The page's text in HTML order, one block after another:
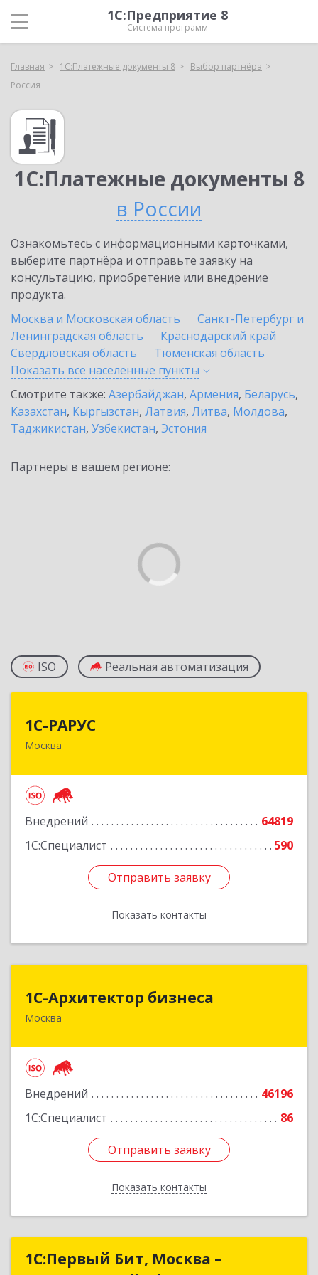
1С:Предприятие 8
Система программ
Главная 1С:Платежные документы 8
Выбор партнёра
Россия
1С:Платежные документы 8
в России
Ознакомьтесь с информационными карточками,
выберите партнёра и отправьте заявку на
консультацию, приобретение или внедрение
продукта.
Москва и Московская область
Санкт-Петербург и
Ленинградская область
Краснодарский край
Свердловская область
Тюменская область
Показать все населенные пункты
Смотрите также: Азербайджан, Армения, Беларусь,
Казахстан, Кыргызстан, Латвия, Литва, Молдова,
Таджикистан, Узбекистан, Эстония
Партнеры в вашем регионе:
ISO Реальная автоматизация
1С-РАРУС
Москва
Внедрений
64819
1С:Специалист
590
Отправить заявку
Показать контакты
127434, Москва г, Дмитровское ш, дом № 9Б
Отправить заявку
Назад
1С-Архитектор бизнеса
Москва
Внедрений
46196
1С:Специалист
86
Отправить заявку
Показать контакты
1С-Архитектор бизнеса
115114, Москва г, Кожевнический 2-й пер, дом
Отправить заявку
Назад
1С:Первый Бит, Москва –
1С:Первый Бит, Москва –